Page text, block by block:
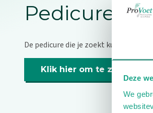
Deze
We
Pedicure
De pedicure die je zoekt kunnen we
Klik hier om te zoeken